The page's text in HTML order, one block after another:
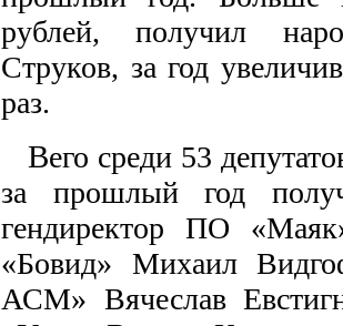
рублей, получил
Струков, за год
раз.
Вего среди 53
за прошлый год
гендиректор ПО
«Бовид» Михаил
АСМ» Вячеслав